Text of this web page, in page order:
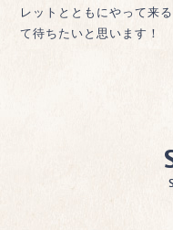
レットとともにやって来
て待ちたいと思います！